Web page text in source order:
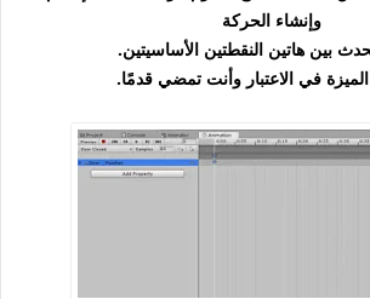
وإنشاء الحركة
بين هاتين النقطتين الأساسيتين.
في الاعتبار وأنت تمضي قدمًا.